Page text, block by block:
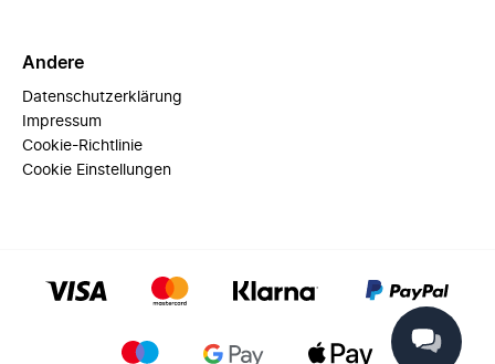
Andere
Datenschutzerklärung
Impressum
Cookie-Richtlinie
Cookie Einstellungen